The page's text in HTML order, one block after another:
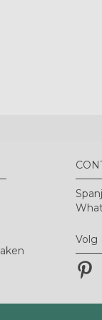
Volg